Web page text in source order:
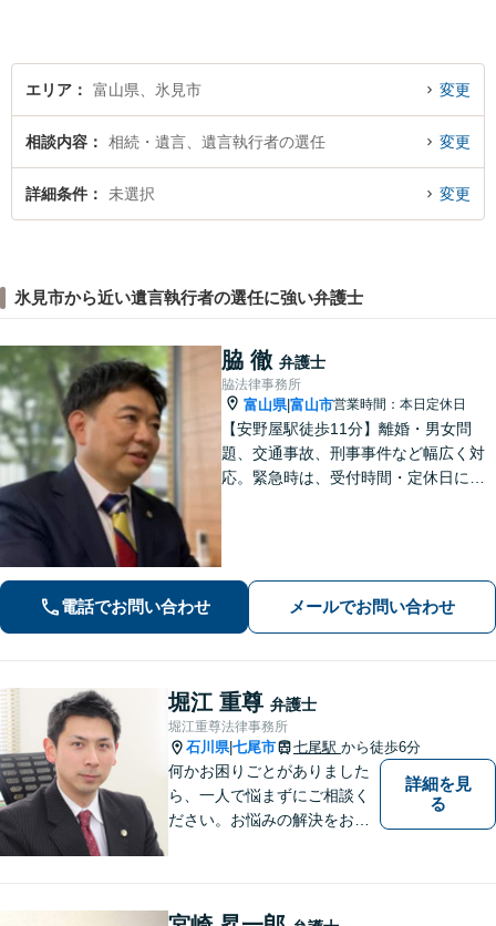
エリア 富山県、氷見市 変更
相談内容 相続・遺言、遺言執行者の選任 変更
詳細条件 未選択 変更
氷見市から近い遺言執行者の選任に強い弁護士
脇 徹 弁護士
脇法律事務所
富山県|富山市営業時間：本日定休日
【安野屋駅徒歩11分】離婚・男女問
題、交通事故、刑事事件など幅広く対
応。緊急時は、受付時間・定休日に関
電話でお問い合わせ メールでお問い合わせ
堀江 重尊 弁護士
堀江重尊法律事務所
石川県|七尾市 七尾駅 から徒歩6分
何かお困りごとがありました
ら、一人で悩まずにご相談く
ださい。お悩みの解決をお手
詳細を見
る